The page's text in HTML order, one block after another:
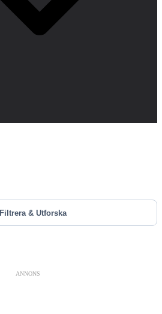
Filtrera & Utforska
ANNONS